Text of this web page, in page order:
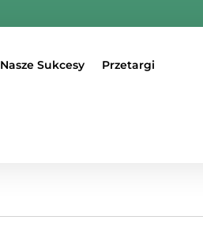
Nasze Sukcesy Przetargi